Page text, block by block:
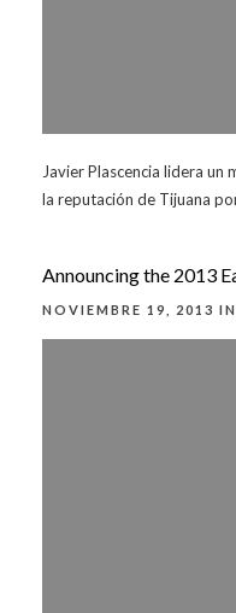
Javier Plascencia lidera
la reputación de Tijuana
Announcing the 2013
NOVIEMBRE 19, 2013 IN